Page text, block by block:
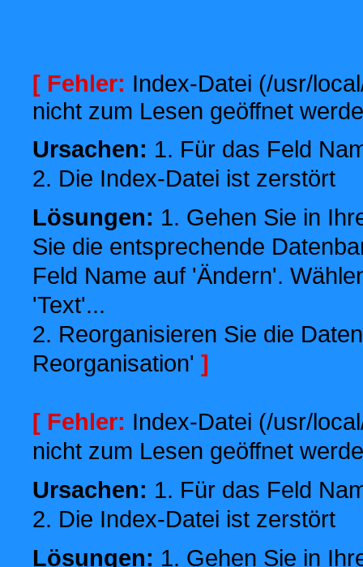
[ Fehler: Index-Datei (/usr/
nicht zum Lesen geöffnet
Ursachen: 1. Für das Feld
2. Die Index-Datei ist zerstört
Lösungen: 1. Gehen Sie in
Sie die entsprechende
Feld Name auf 'Ändern'.
'Text'...
2. Reorganisieren Sie die
Reorganisation' ]
[ Fehler: Index-Datei (/usr/
nicht zum Lesen geöffnet
Ursachen: 1. Für das Feld
2. Die Index-Datei ist zerstört
Lösungen: 1. Gehen Sie in